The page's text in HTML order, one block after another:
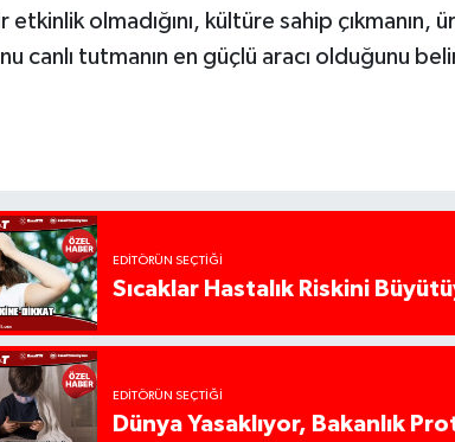
etkinlik olmadığını, kültüre sahip
canlı tutmanın en güçlü aracı olduğunu
EDITÖRÜN SEÇTIĞI
Sıcaklar Hastalık Riskini
EDITÖRÜN SEÇTIĞI
Dünya Yasaklıyor, Bakanlık